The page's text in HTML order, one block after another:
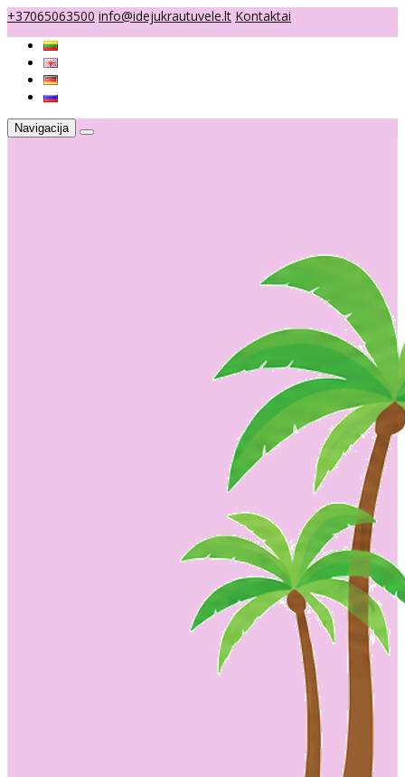
+37065063500 info@idejukrautuvele.lt Kontaktai
Navigacija